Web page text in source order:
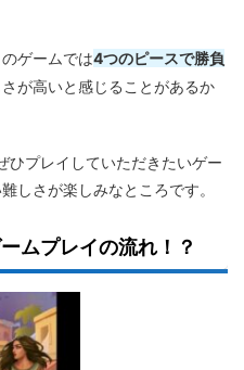
ゲームでは4つのピースで勝負
が高いと感じることがあるか
ひプレイしていただきたいゲー
しさが楽しみなところです。
ムプレイの流れ！？